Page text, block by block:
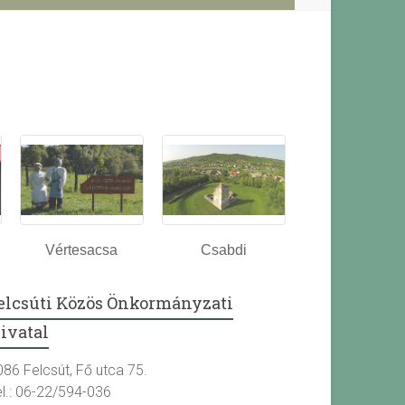
Vértesacsa Csabdi
Közös Önkormányzati
Felcsút, Fő utca 75.
06-22/594-036